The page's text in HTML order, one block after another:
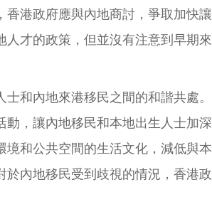
香港政府應與內地商討，爭取加快
才的政策，但並沒有注意到早期
和內地來港移民之間的和諧共處
，讓內地移民和本地出生人士加
和公共空間的生活文化，減低與
內地移民受到歧視的情況，香港